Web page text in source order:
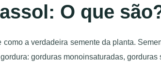
O que
a verdadeira semente da planta.
gorduras monoinsaturadas,